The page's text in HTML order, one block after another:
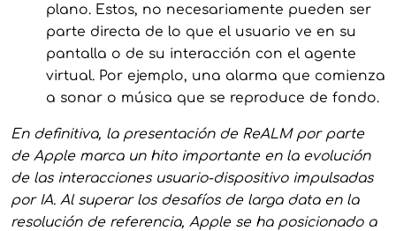
plano. Estos, no necesariamente pueden ser
parte directa de lo que el usuario ve en su
pantalla o de su interacción con el agente
virtual. Por ejemplo, una alarma que comienza
a sonar o música que se reproduce de fondo.
En definitiva, la presentación de ReALM por parte
de Apple marca un hito importante en la evolución
de las interacciones usuario-dispositivo impulsadas
por IA. Al superar los desafíos de larga data en la
resolución de referencia, Apple se ha posicionado a